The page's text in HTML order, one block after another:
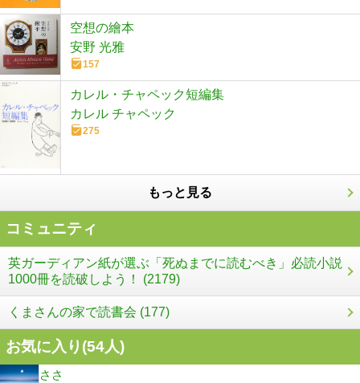
空想の繪本
安野 光雅
157
カレル・チャペック短編集
カレル チャペック
275
もっと見る
コミュニティ
英ガーディアン紙が選ぶ「死ぬまでに読むべき」必読小説
1000冊を読破しよう！ (2179)
くまさんの家で読書会 (177)
お気に入り(54人)
ささ